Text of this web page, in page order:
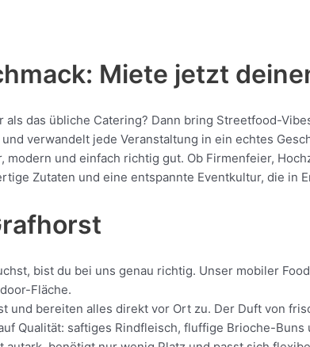
Miete jetzt
das übliche Catering? Dann bring Streetfood-
verwandelt jede Veranstaltung in ein echtes
und einfach richtig gut. Ob Firmenfeier,
Zutaten und eine entspannte Eventkultur, die in
bist du bei uns genau richtig. Unser mobiler
Fläche.
und bereiten alles direkt vor Ort zu. Der Duft von
Qualität: saftiges Rindfleisch, fluffige Brioche-